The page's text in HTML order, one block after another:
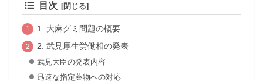
目次
1. 大麻グミ問題の概要
2. 武見厚生労働相の発表
武見大臣の発表内容
迅速な指定薬物への対応